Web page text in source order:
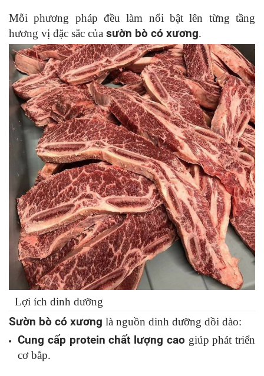
Mỗi phương pháp đều làm nổi bật lên từng tầng
hương vị đặc sắc của sườn bò có xương.
Lợi ích dinh dưỡng
Sườn bò có xương là nguồn dinh dưỡng dồi dào:
Cung cấp protein chất lượng cao giúp phát triển
cơ bắp.